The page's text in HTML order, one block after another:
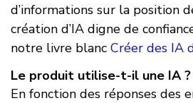
d’informations sur la position
création d’IA digne de
notre livre blanc Créer des IA
Le produit utilise-t-il une IA ?
En fonction des réponses des